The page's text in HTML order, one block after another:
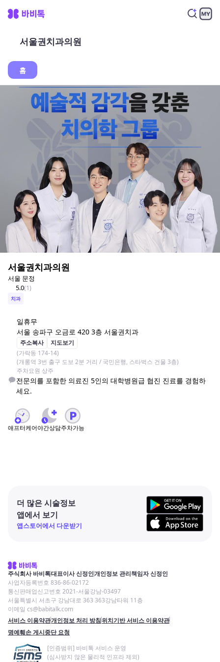
서울권치과의원
홈
서울권치과의원
서울 문정
5.0(1)
치과
일휴무
서울 송파구 오금로 420 3층 서울권치과
주소복사
지도보기
(가락동 174-14)
(개롱역 3번 출구 도보 2분 거리 / 국민은행, 스타벅스 건물 3층)
주차요원 상주
전문의를 포함한 의료진 5인의 대학병원급 협진 진료를 경험하
세요.
애프터케어야간상담주차가능
더 많은 시술정보
앱에서 보기
앱스토어에서 다운받기
주식회사 바비톡대표이사 신정인개인정보 관리책임자 신정인
사업자등록번호 836-86-02172
통신판매업신고번호 2021-서울강남-03497
서울특별시 서초구 강남대로 363 363강남타워 11층
이메일 cs@babitalk.com
서비스 이용약관개인정보 처리 방침위치기반 서비스 이용약관
명예훼손 게시중단 요청
[인증범위] 바비톡 서비스 운영
(심사받지 않은 물리적 인프라 제외)